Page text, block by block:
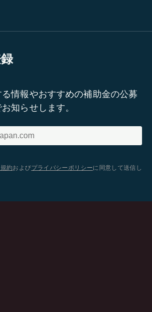
情報やおすすめの補助金の公募
知らせします。
約およびプライバシーポリシーに同意して送信し